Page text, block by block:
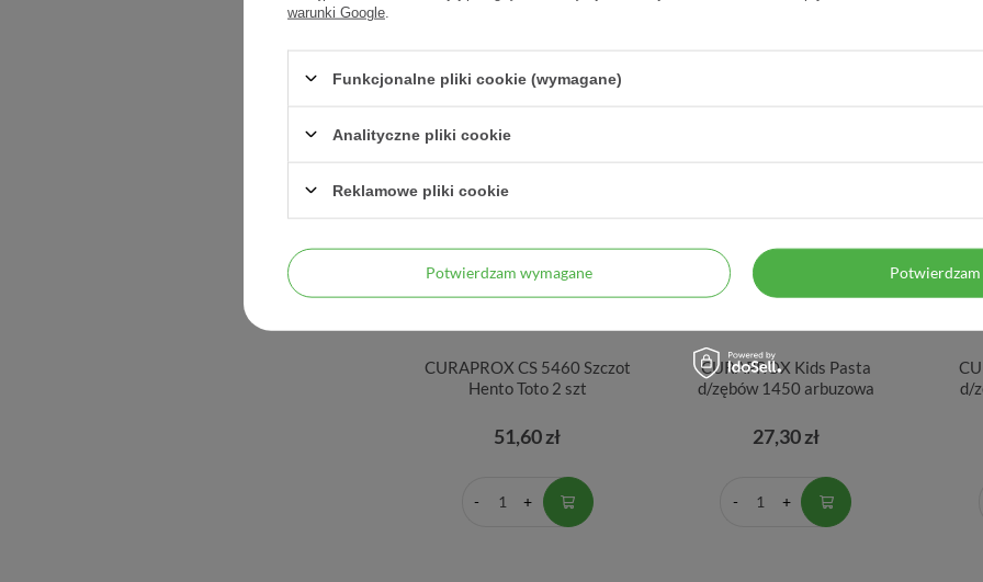
CURAPROX CS 5460 Szczot
Hento Toto 2 szt
51,60 zł
CURAPROX Kids Pasta
d/zębów 1450 arbuzowa
27,30 zł
d/
warunki Google
Funkcjonalne pliki cookie (wymagane)
Analityczne pliki cookie
Reklamowe pliki cookie
Potwierdzam wymagane